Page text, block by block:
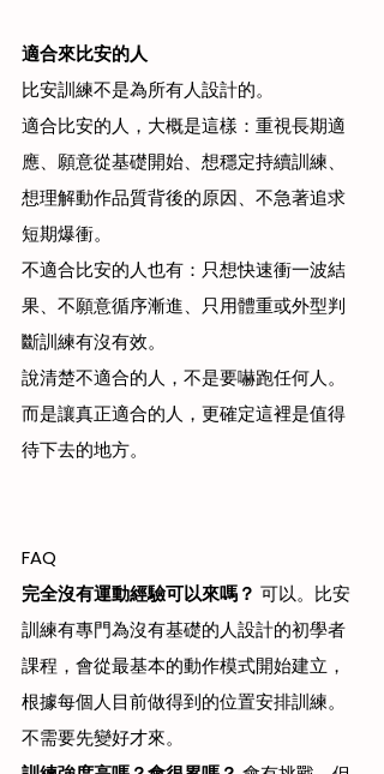
適合來比安的人
比安訓練不是為所有人設計的。
適合比安的人，大概是這樣：重視長期適
應、願意從基礎開始、想穩定持續訓練、
想理解動作品質背後的原因、不急著追求
短期爆衝。
不適合比安的人也有：只想快速衝一波結
果、不願意循序漸進、只用體重或外型判
斷訓練有沒有效。
說清楚不適合的人，不是要嚇跑任何人。
而是讓真正適合的人，更確定這裡是值得
待下去的地方。
FAQ
完全沒有運動經驗可以來嗎？ 可以。比安
訓練有專門為沒有基礎的人設計的初學者
課程，會從最基本的動作模式開始建立，
根據每個人目前做得到的位置安排訓練。
不需要先變好才來。